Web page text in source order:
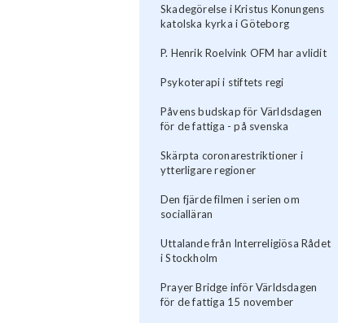
Skadegörelse i Kristus Konungens
katolska kyrka i Göteborg
P. Henrik Roelvink OFM har avlidit
Psykoterapi i stiftets regi
Påvens budskap för Världsdagen
för de fattiga - på svenska
Skärpta coronarestriktioner i
ytterligare regioner
Den fjärde filmen i serien om
socialläran
Uttalande från Interreligiösa Rådet
i Stockholm
Prayer Bridge inför Världsdagen
för de fattiga 15 november